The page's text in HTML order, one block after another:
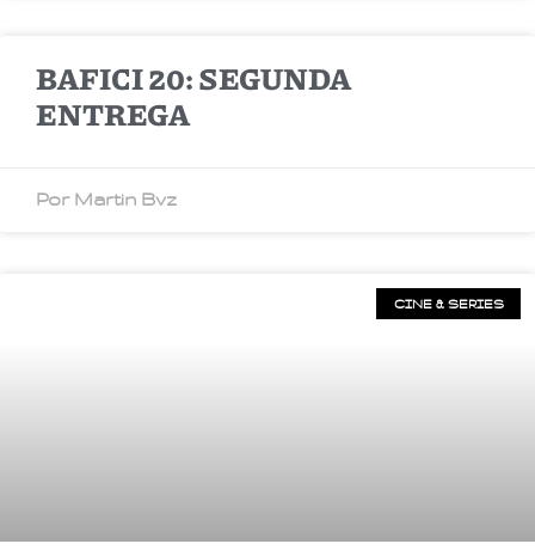
BAFICI 20: SEGUNDA
ENTREGA
Por Martin Bvz
CINE & SERIES